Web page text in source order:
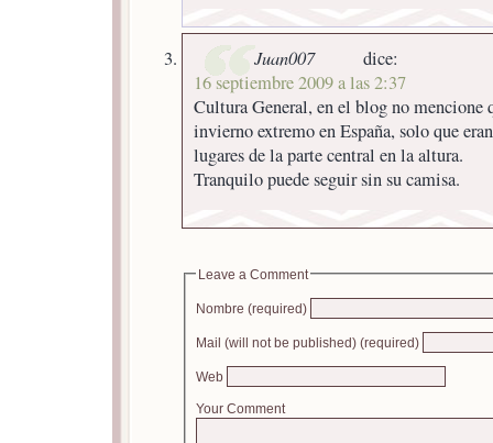
Juan007
dice:
16 septiembre 2009 a las 2:37
Cultura General, en el blog no mencione
invierno extremo en España, solo que
lugares de la parte central en la altura.
Tranquilo puede seguir sin su camisa.
Leave a Comment
Nombre (required)
Mail (will not be published) (required)
Web
Your Comment